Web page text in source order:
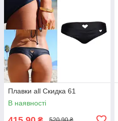
Плавки all Скидка 61
В наявності